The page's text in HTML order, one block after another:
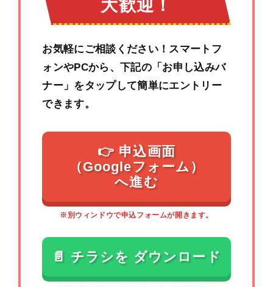
大歓迎！
お気軽にご相談ください！スマートフ
ォンやPCから、下記の「お申し込みバ
ナー」をタップして簡単にエントリー
できます。
👉 申込画面
（Googleフォーム）
へ進む
※別ウィンドウで申込フォームが開きます。
📄 チラシを ダウンロード